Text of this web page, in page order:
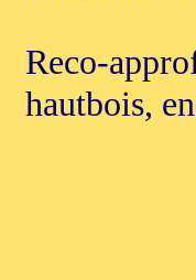
Reco-
hautbois,